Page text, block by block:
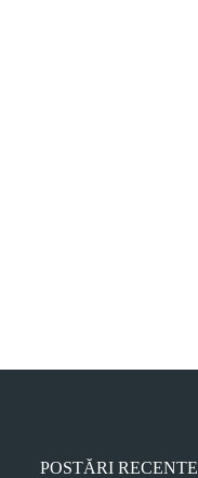
POSTĂRI RECENTE